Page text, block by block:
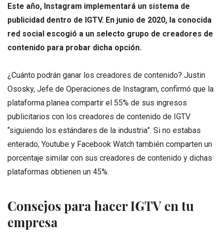
Este año, Instagram implementará un sistema de
publicidad dentro de IGTV. En junio de 2020, la conocida
red social escogió a un selecto grupo de creadores de
contenido para probar dicha opción.
¿Cuánto podrán ganar los creadores de contenido? Justin
Ososky, Jefe de Operaciones de Instagram, confirmó que la
plataforma planea compartir el 55% de sus ingresos
publicitarios con los creadores de contenido de IGTV
“siguiendo los estándares de la industria”. Si no estabas
enterado, Youtube y Facebook Watch también comparten un
porcentaje similar con sus creadores de contenido y dichas
plataformas obtienen un 45%.
Consejos para hacer IGTV en tu
empresa